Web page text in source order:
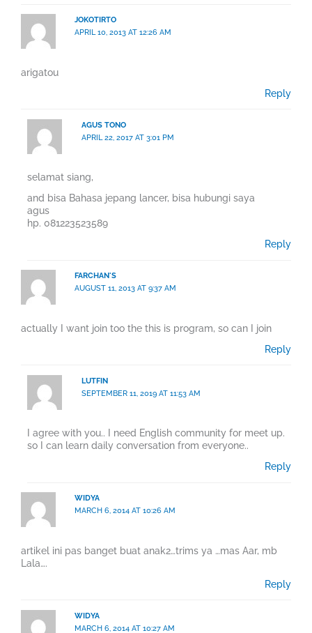
JOKOTIRTO
APRIL 10, 2013 AT 12:26 AM
arigatou
Reply
AGUS TONO
APRIL 22, 2017 AT 3:01 PM
selamat siang,
and bisa Bahasa jepang lancer, bisa hubungi saya
agus
hp. 081223523589
Reply
FARCHAN'S
AUGUST 11, 2013 AT 9:37 AM
actually I want join too the this is program, so can I join
Reply
LUTFIN
SEPTEMBER 11, 2019 AT 11:53 AM
I agree with you.. I need English community for meet up.
so I can learn daily conversation from everyone..
Reply
WIDYA
MARCH 6, 2014 AT 10:26 AM
artikel ini pas banget buat anak2…trims ya …mas Aar, mb
Lala….
Reply
WIDYA
MARCH 6, 2014 AT 10:27 AM